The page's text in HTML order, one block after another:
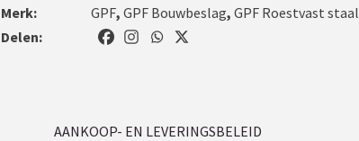
Merk:
GPF, GPF Bouwbeslag, GPF Roestvast staal
Delen:
AANKOOP- EN LEVERINGSBELEID